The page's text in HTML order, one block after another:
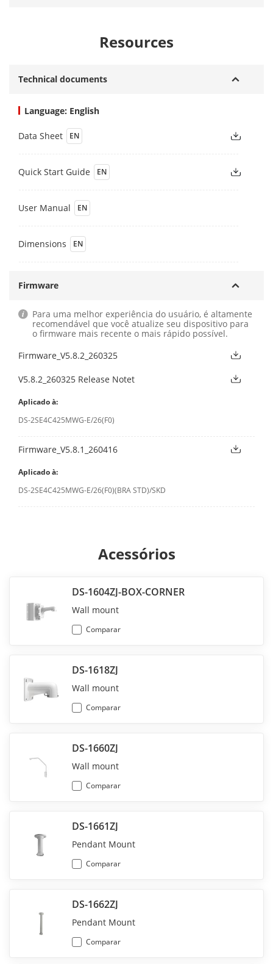
Resources
Technical documents
Language: English
Data Sheet EN
Quick Start Guide EN
User Manual EN
Dimensions EN
Firmware
Para uma melhor experiência do usuário, é altamente
recomendável que você atualize seu dispositivo para
o firmware mais recente o mais rápido possível.
Firmware_V5.8.2_260325
V5.8.2_260325 Release Notet
Aplicado à:
DS-2SE4C425MWG-E/26(F0)
Firmware_V5.8.1_260416
Aplicado à:
DS-2SE4C425MWG-E/26(F0)(BRA STD)/SKD
Acessórios
DS-1604ZJ-BOX-CORNER
Wall mount
Comparar
DS-1618ZJ
Wall mount
Comparar
DS-1660ZJ
Wall mount
Comparar
DS-1661ZJ
Pendant Mount
Comparar
DS-1662ZJ
Pendant Mount
Comparar